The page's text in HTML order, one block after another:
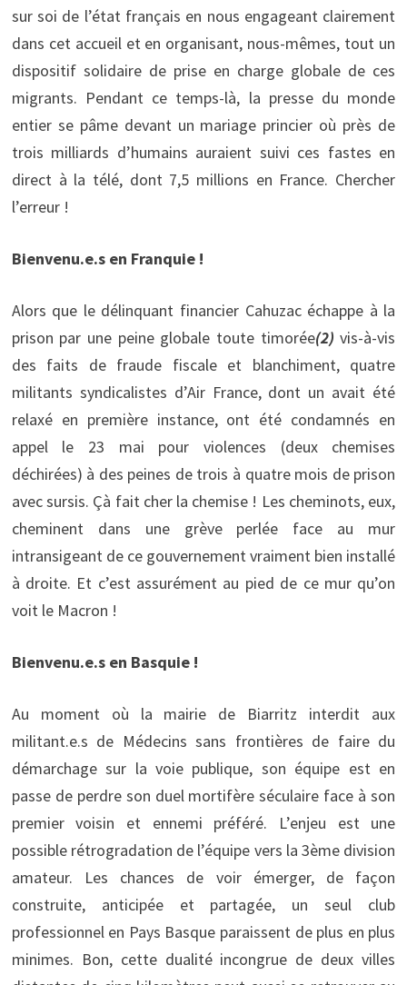
sur soi de l’état français en nous engageant clairement
dans cet accueil et en organisant, nous-mêmes, tout un
dispositif solidaire de prise en charge globale de ces
migrants. Pendant ce temps-là, la presse du monde
entier se pâme devant un mariage princier où près de
trois milliards d’humains auraient suivi ces fastes en
direct à la télé, dont 7,5 millions en France. Chercher
l’erreur !
Bienvenu.e.s en Franquie !
Alors que le délinquant financier Cahuzac échappe à la
prison par une peine globale toute timorée(2) vis-à-vis
des faits de fraude fiscale et blanchiment, quatre
militants syndicalistes d’Air France, dont un avait été
relaxé en première instance, ont été condamnés en
appel le 23 mai pour violences (deux chemises
déchirées) à des peines de trois à quatre mois de prison
avec sursis. Çà fait cher la chemise ! Les cheminots, eux,
cheminent dans une grève perlée face au mur
intransigeant de ce gouvernement vraiment bien installé
à droite. Et c’est assurément au pied de ce mur qu’on
voit le Macron !
Bienvenu.e.s en Basquie !
Au moment où la mairie de Biarritz interdit aux
militant.e.s de Médecins sans frontières de faire du
démarchage sur la voie publique, son équipe est en
passe de perdre son duel mortifère séculaire face à son
premier voisin et ennemi préféré. L’enjeu est une
possible rétrogradation de l’équipe vers la 3ème division
amateur. Les chances de voir émerger, de façon
construite, anticipée et partagée, un seul club
professionnel en Pays Basque paraissent de plus en plus
minimes. Bon, cette dualité incongrue de deux villes